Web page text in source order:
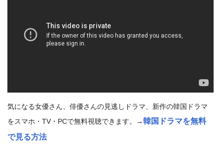
気になる女優さん、俳優さんの見逃しドラマ、新作の韓国ドラマ
をスマホ・TV・PCで無料視聴できます。→韓国ドラマを無料
で見る方法